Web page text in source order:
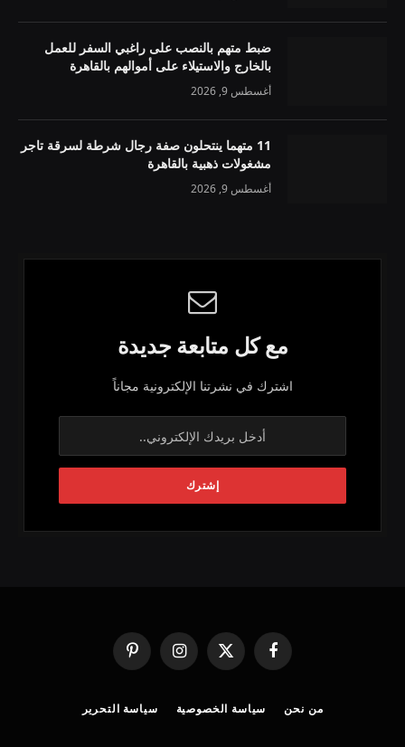
ضبط متهم بالنصب على راغبي السفر للعمل
بالخارج والاستيلاء على أموالهم بالقاهرة
أغسطس 9, 2026
11 متهما ينتحلون صفة رجال شرطة لسرقة تاجر
مشغولات ذهبية بالقاهرة
أغسطس 9, 2026
مع كل متابعة جديدة
اشترك في نشرتنا الإلكترونية مجاناً
فيسبوك
X
(Twitter)
الانستغرامبينتيريست
من نحن سياسة الخصوصية سياسة التحرير